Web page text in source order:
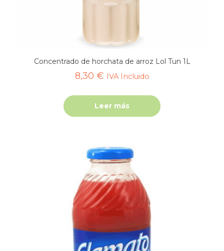
Concentrado de horchata de arroz Lol Tun 1L
8,30 € IVA Incluido
Leer más